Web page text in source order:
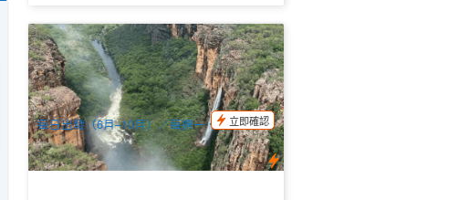
探索卡卡杜國家公園及濕地精華一日遊(英
文)
1.9k 已預訂
AUD $280.00 $295.00
DAW11039
每日出發（6月–10月）／每週一、四、六出
發（11月–5月）
立即確認